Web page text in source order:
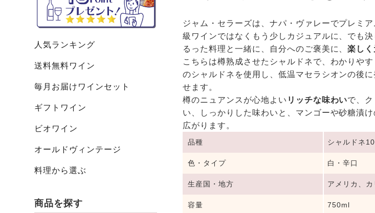
人気ランキング
送料無料ワイン
毎月お届けワインセット
ギフトワイン
ビオワイン
オールドヴィンテージ
料理から選ぶ
商品を探す
ジャム・セラーズは、ナパ・ヴァレーでプレミ
級ワインではなくもう少しカジュアルに、でも
るった料理と一緒に、自分へのご褒美に、楽し
こちらは樽熟成させたシャルドネで、わかりや
のシャルドネを使用し、低温マセラシオンの後
せます。
樽のニュアンスが心地よい リッチな味わいで、
い、しっかりした味わいと、マンゴーや砂糖漬
広がります。
品種 シャルドネ
色・タイプ 白・辛口
生産国・地方 アメリカ、
容量 750ml